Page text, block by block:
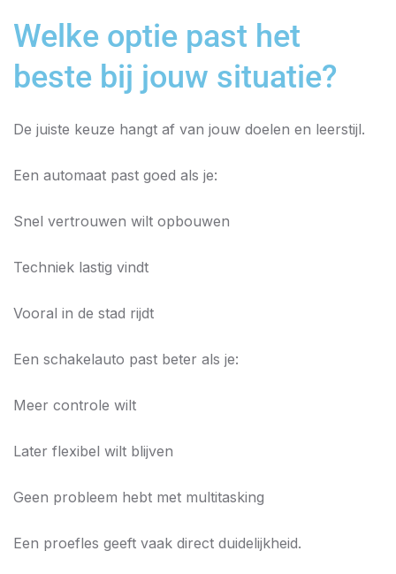
Welke optie past het
beste bij jouw situatie?
De juiste keuze hangt af van jouw doelen en leerstijl.
Een automaat past goed als je:
Snel vertrouwen wilt opbouwen
Techniek lastig vindt
Vooral in de stad rijdt
Een schakelauto past beter als je:
Meer controle wilt
Later flexibel wilt blijven
Geen probleem hebt met multitasking
Een proefles geeft vaak direct duidelijkheid.